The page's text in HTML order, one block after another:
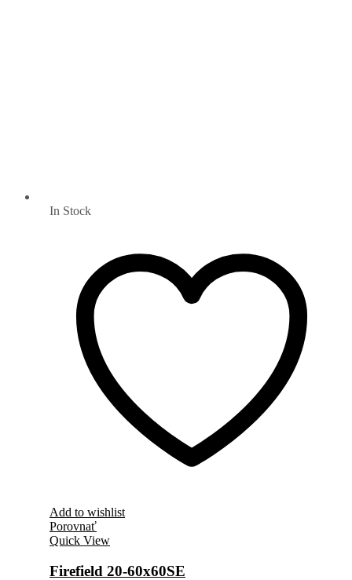
In Stock
Add to wishlist
Porovnať
Quick View
Firefield 20-60x60SE